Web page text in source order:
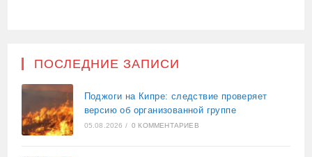
ПОСЛЕДНИЕ ЗАПИСИ
Поджоги на Кипре: следствие проверяет
версию об организованной группе
05.08.2026 / 0 КОММЕНТАРИЕВ